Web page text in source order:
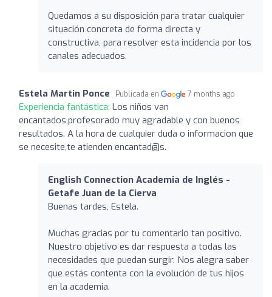
Quedamos a su disposición para tratar cualquier
situación concreta de forma directa y
constructiva, para resolver esta incidencia por los
canales adecuados.
Estela Martin Ponce Publicada en 7 months ago
Experiencia fantástica: Los niños van
encantados,profesorado muy agradable y con buenos
resultados. A la hora de cualquier duda o informacion que
se necesite,te atienden encantad@s.
English Connection Academia de Inglés -
Getafe Juan de la Cierva
Buenas tardes, Estela.
Muchas gracias por tu comentario tan positivo.
Nuestro objetivo es dar respuesta a todas las
necesidades que puedan surgir. Nos alegra saber
que estás contenta con la evolución de tus hijos
en la academia.